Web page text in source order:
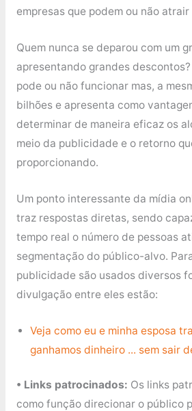
empresas que podem ou não
Quem nunca se deparou com um
apresentando grandes
pode ou não funcionar mas, a
bilhões e apresenta como
determinar de maneira eficaz os
meio da publicidade e o retorno
proporcionando.
Um ponto interessante da mídia
traz respostas diretas, sendo
tempo real o número de pessoas
segmentação do público-alvo.
publicidade são usados diversos
divulgação entre eles estão:
Veja como eu e minha esposa
ganhamos dinheiro ... sem sair
• Links patrocinados: Os links
como função direcionar o público